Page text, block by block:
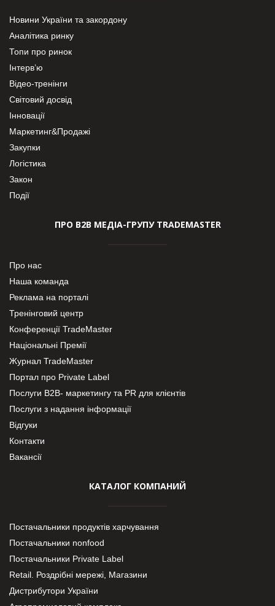
Новини України та закордону
Аналітика ринку
Топи про ринок
Інтерв’ю
Відео-тренінги
Світовий досвід
Інновації
Маркетинг&Продажі
Закупки
Логістика
Закон
Події
ПРО В2В МЕДІА-ГРУПУ TRADEMASTER
Про нас
Наша команда
Реклама на порталі
Тренінговий центр
Конференції TradeMaster
Національні Премії
Журнал TradeMaster
Портал про Private Label
Послуги В2В- маркетингу та PR для клієнтів
Послуги з надання інформації
Відгуки
Контакти
Вакансії
КАТАЛОГ КОМПАНИЙ
Постачальники продуктів харчування
Постачальники nonfood
Постачальники Private Label
Retail. Роздрібні мережі, Магазини
Дистрибутори України